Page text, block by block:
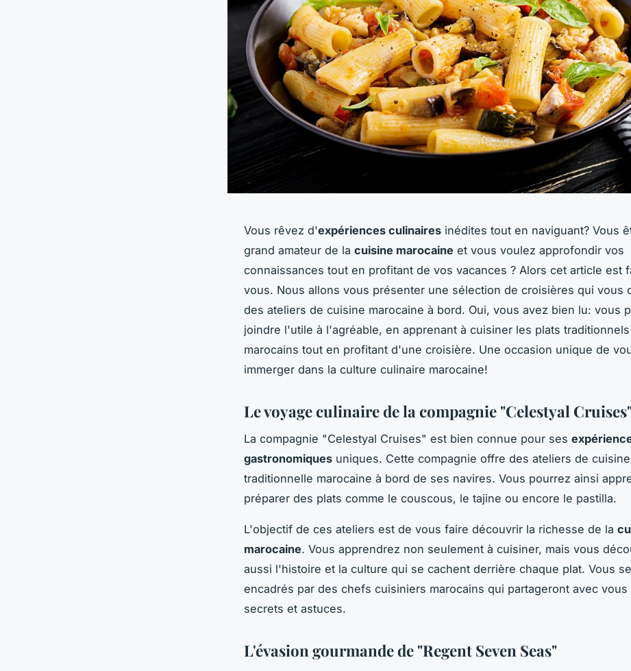
Vous rêvez d'expériences culinaires inédites tout en naviguant? Vous
grand amateur de la cuisine marocaine et vous voulez approfondir vos
connaissances tout en profitant de vos vacances ? Alors cet article est
vous. Nous allons vous présenter une sélection de croisières qui vous
des ateliers de cuisine marocaine à bord. Oui, vous avez bien lu: vous
joindre l'utile à l'agréable, en apprenant à cuisiner les plats traditionnels
marocains tout en profitant d'une croisière. Une occasion unique de
immerger dans la culture culinaire marocaine!
Le voyage culinaire de la compagnie "Celestyal
La compagnie "Celestyal Cruises" est bien connue pour ses
gastronomiques uniques. Cette compagnie offre des ateliers de cuisine
traditionnelle marocaine à bord de ses navires. Vous pourrez ainsi
préparer des plats comme le couscous, le tajine ou encore le pastilla.
L'objectif de ces ateliers est de vous faire découvrir la richesse de la
marocaine. Vous apprendrez non seulement à cuisiner, mais vous
aussi l'histoire et la culture qui se cachent derrière chaque plat. Vous
encadrés par des chefs cuisiniers marocains qui partageront avec vous
secrets et astuces.
L'évasion gourmande de "Regent Seven Seas"